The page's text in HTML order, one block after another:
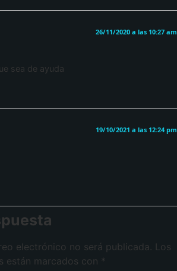
26/11/2020 a las 10:27 am
sea de ayuda
19/10/2021 a las 12:24 pm
electrónico no será publicada. Los
están marcados con *